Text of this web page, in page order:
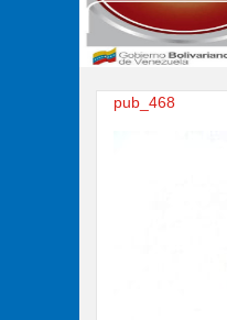
pub_468